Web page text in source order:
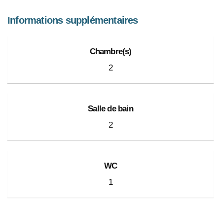
Informations supplémentaires
Chambre(s)
2
Salle de bain
2
WC
1